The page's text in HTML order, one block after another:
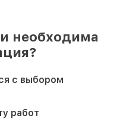
необходима
с выбором
работ